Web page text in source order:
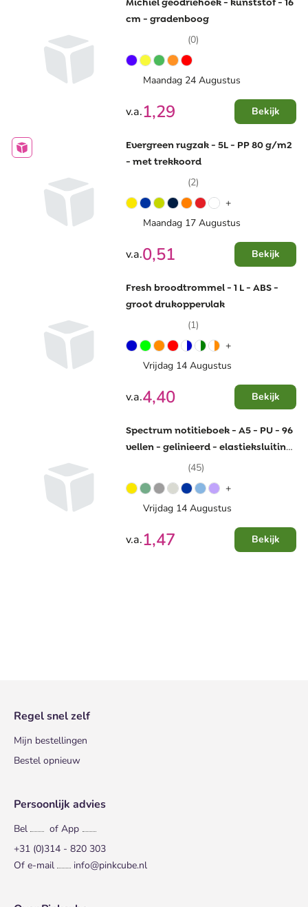
Michiel geodriehoek - kunststof - 16
cm - gradenboog
(0)
Maandag 24 Augustus
v.a.1,29 Bekijk
Evergreen rugzak - 5L - PP 80 g/m2
- met trekkoord
(2)
+
Maandag 17 Augustus
v.a.0,51 Bekijk
Fresh broodtrommel - 1 L - ABS -
groot drukoppervlak
(1)
+
Vrijdag 14 Augustus
v.a.4,40 Bekijk
Spectrum notitieboek - A5 - PU - 96
vellen - gelinieerd - elastieksluiting
(45)
+
Vrijdag 14 Augustus
v.a.1,47 Bekijk
Regel snel zelf
Mijn bestellingen
Bestel opnieuw
Persoonlijk advies
Bel
of App
+31 (0)314 - 820 303
Of e-mail
info@pinkcube.nl